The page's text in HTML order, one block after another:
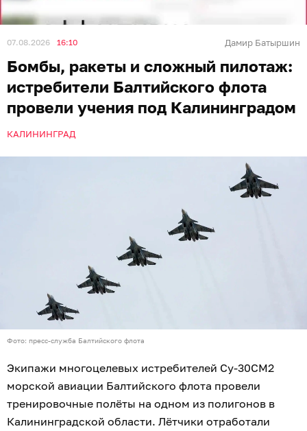
07.08.2026 16:10 Дамир Батыршин
Бомбы, ракеты и сложный пилотаж:
истребители Балтийского флота
провели учения под Калининградом
КАЛИНИНГРАД
Фото: пресс-служба Балтийского флота
Экипажи многоцелевых истребителей Су-30СМ2
морской авиации Балтийского флота провели
тренировочные полёты на одном из полигонов в
Калининградской области. Лётчики отработали